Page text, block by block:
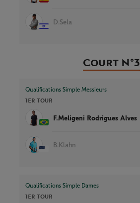
D.Sela
Court N°3
Qualifications Simple Messieurs
1ER TOUR
F.Meligeni Rodrigues Alves
B.Klahn
Qualifications Simple Dames
1ER TOUR